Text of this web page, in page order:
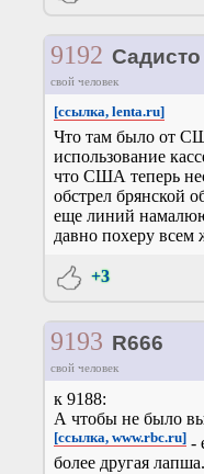
9192 Садисто
свой человек
[ссылка, lenta.ru]
Что там было от
использование
что США теперь
обстрел брянской
еще линий
давно похеру всем
+3
9193 R666
свой человек
к 9188:
А чтобы не было
[ссылка, www.rbc.ru] -
более другая